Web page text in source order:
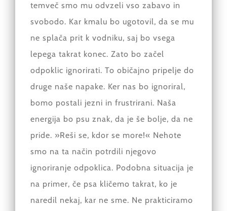
temveč smo mu odvzeli vso zabavo in
svobodo. Kar kmalu bo ugotovil, da se mu
ne splača prit k vodniku, saj bo vsega
lepega takrat konec. Zato bo začel
odpoklic ignorirati. To običajno pripelje do
druge naše napake. Ker nas bo ignoriral,
bomo postali jezni in frustrirani. Naša
energija bo psu znak, da je še bolje, da ne
pride. »Reši se, kdor se more!« Nehote
smo na ta način potrdili njegovo
ignoriranje odpoklica. Podobna situacija je
na primer, če psa kličemo takrat, ko je
naredil nekaj, kar ne sme. Ne prakticiramo